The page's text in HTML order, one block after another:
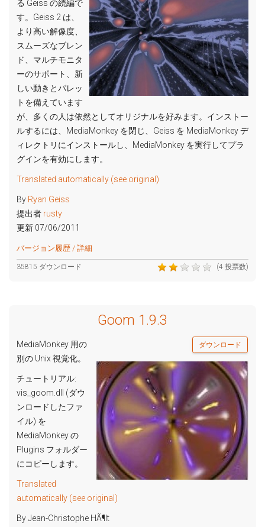
る Geiss の続編で
す。Geiss 2 は、
より高い解像度、
スムーズなブレン
ド、マルチモニタ
ーのサポート、新
しい動きとパレッ
トを備えています
が、多くの人は依然としてオリジナルを好みます。インストー
ルするには、MediaMonkey を閉じ、Geiss を MediaMonkey デ
ィレクトリにインストールし、MediaMonkey を実行してプラ
グインを有効にします。
Translated automatically (see original)
By Ryan Geiss
提出者 rusty
更新 07/06/2011
バージョン履歴 / 詳細
(4 投票数)
35815 ダウンロード
Goom 1.9.3
ダウンロード
MediaMonkey 用の
別の Unix 視覚化。
チュートリアル:
vis_goom.dll (ダウ
ンロードしたファ
イル) を
MediaMonkey の
Plugins フォルダー
にコピーします。
Translated
automatically (see original)
By Jean-Christophe HÃ¶lt